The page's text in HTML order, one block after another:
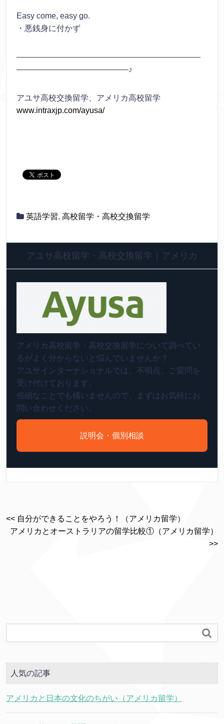
Easy come, easy go.
・悪銭身に付かず
———————————————————————
——————————————♪
アユサ高校交換留学、アメリカ高校留学
www.intraxjp.com/ayusa/
英語学習, 高校留学・高校交換留学
アユサ高校留学・高校交換留学｜アメリカ
アメリカ高校留学・高校交換留学について調べてい
るがよく分からないと悩んでいませんか？
アユサインターナショナルでは、不明点、ご質問を
受け付けております。
些細なことでも構いませんので、まずはお気軽にお
問い合わせください。
説明会・個別相談
<< 自分ができることをやろう！（アメリカ留学）
アメリカとオーストラリアの留学比較①（アメリカ留学）
>>

人気の記事
アメリカと日本の文化のちがい（アメリカ留学）